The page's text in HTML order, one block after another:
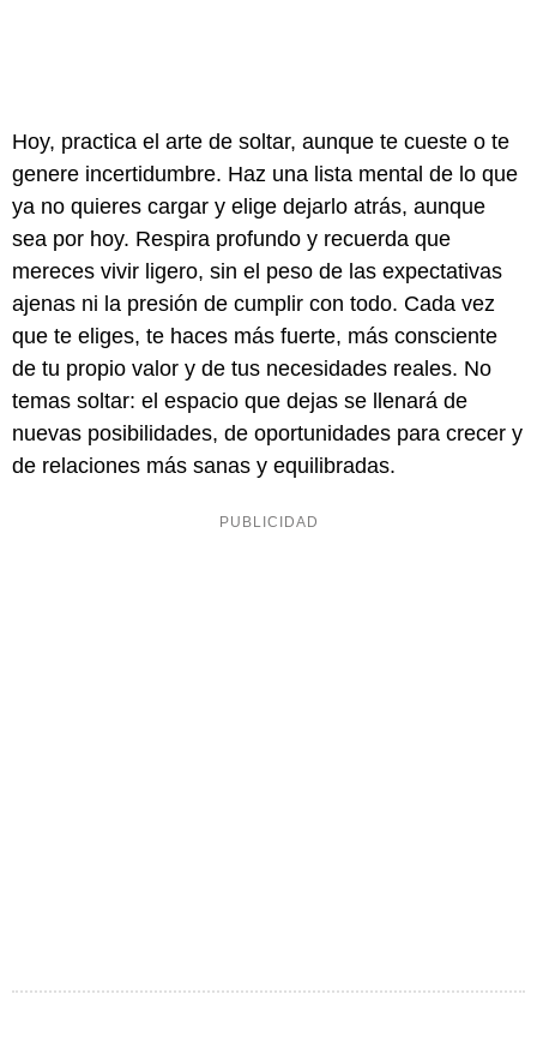
Hoy, practica el arte de soltar, aunque te cueste o te
genere incertidumbre. Haz una lista mental de lo que
ya no quieres cargar y elige dejarlo atrás, aunque
sea por hoy. Respira profundo y recuerda que
mereces vivir ligero, sin el peso de las expectativas
ajenas ni la presión de cumplir con todo. Cada vez
que te eliges, te haces más fuerte, más consciente
de tu propio valor y de tus necesidades reales. No
temas soltar: el espacio que dejas se llenará de
nuevas posibilidades, de oportunidades para crecer y
de relaciones más sanas y equilibradas.